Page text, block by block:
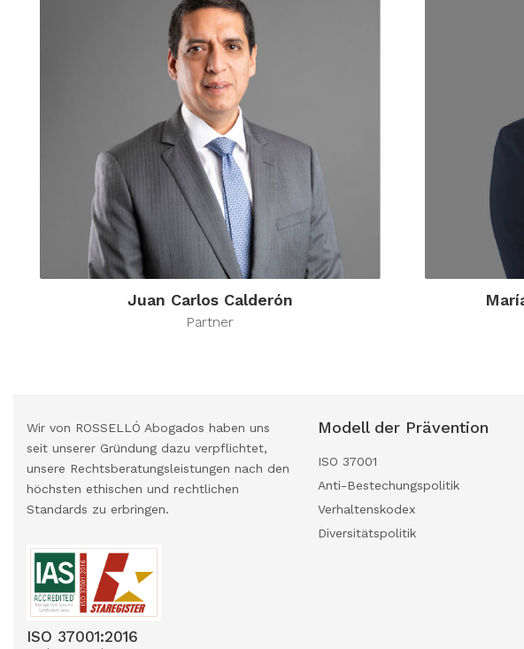
Juan Carlos Calderón
Partner
Wir von ROSSELLÓ Abogados haben uns
seit unserer Gründung dazu verpflichtet,
unsere Rechtsberatungsleistungen nach den
höchsten ethischen und rechtlichen
Standards zu erbringen.
ISO 37001:2016
Modell der Prävention
ISO 37001
Anti-Bestechungspolitik
Verhaltenskodex
Diversitätspolitik